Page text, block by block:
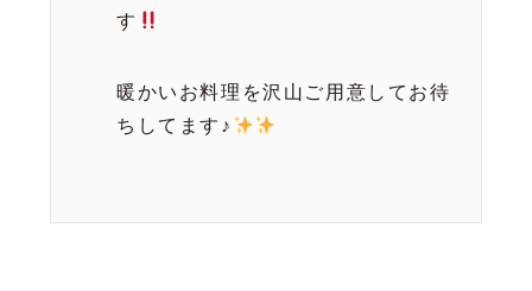
す
暖かいお料理を沢山ご用意してお待
ちしてます♪